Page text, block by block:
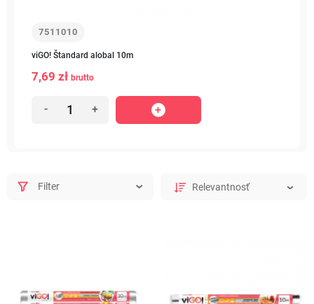
7511010
viGO! Štandard alobal 10m
7,69 zł brutto
- +
Filter